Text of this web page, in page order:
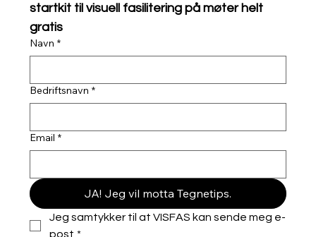
startkit til visuell fasilitering på møter helt
gratis
Navn *
Bedriftsnavn *
Email *
JA! Jeg vil motta Tegnetips.
Jeg samtykker til at VISFAS kan sende meg e-
post *